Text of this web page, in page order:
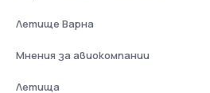
Летище Варна
Мнения за авиокомпании
Летища